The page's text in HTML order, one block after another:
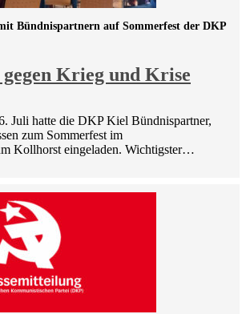
gegen Krieg und Krise
Bündnispartnern auf Sommerfest der DKP
Juli hatte die DKP Kiel Bündnispartner,
zum Sommerfest im
Kollhorst eingeladen. Wichtigster…